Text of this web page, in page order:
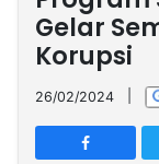
Nasional
International
Olahraga
Entertainment
Daerah
Pariwisata
Kuliner
Kolom
Network
PT
TREETAN
Gelar
Korupsi
26/02/2024